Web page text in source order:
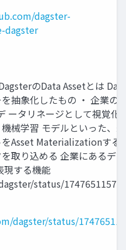
dagster-
dagster
のData Assetとは
抽象化したもの ・ 企業の
ータリネージとして視覚化
械学習 モデルといった、
をAsset Materializationする
取り込める 企業にあるデ
現する機能
status/
dagster/status/